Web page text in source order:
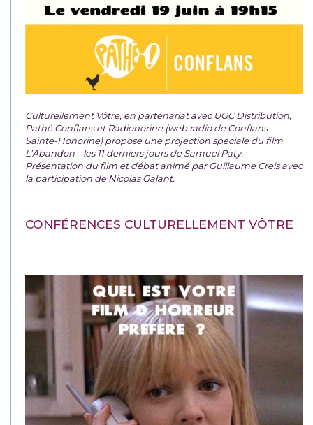
Culturellement Vôtre, en partenariat avec UGC Distribution,
Pathé Conflans et Radionorine (web radio de Conflans-
Sainte-Honorine) propose une projection spéciale du film
L’Abandon – les 11 derniers jours de Samuel Paty.
Présentation du film et débat animé par Guillaume Creis avec
la participation de Nicolas Galant.
CONFÉRENCES CULTURELLEMENT VÔTRE